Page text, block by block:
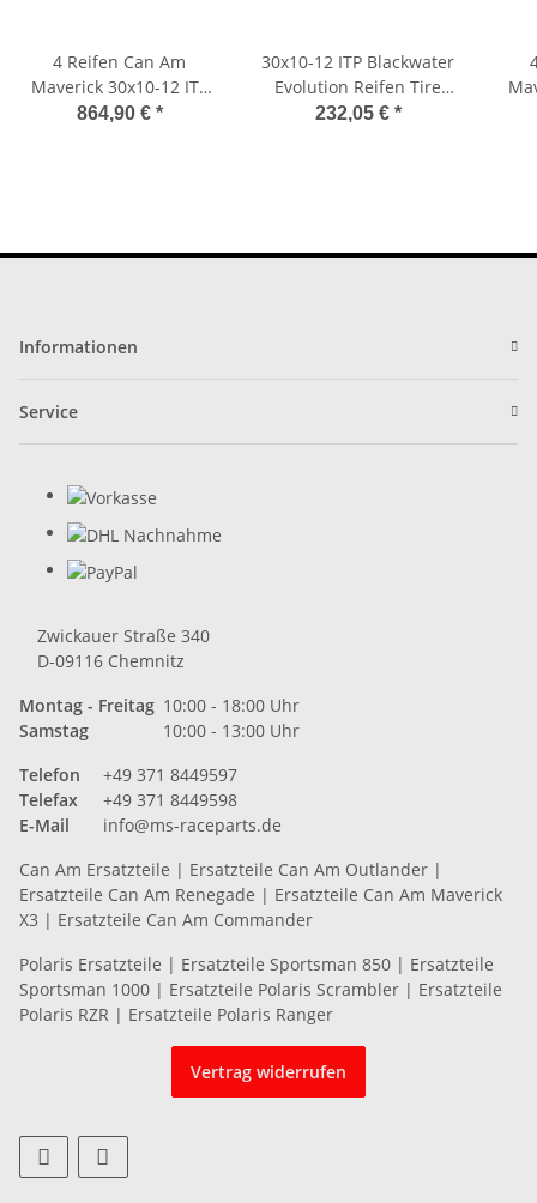
4 Reifen Can Am
Maverick 30x10-12 ITP
Blackwater Evolution
864,90 € *
30x10-12 ITP Blackwater
Evolution Reifen Tire
Front/Rear
232,05 € *
Informationen
Service
Zwickauer Straße 340
D-09116 Chemnitz
Montag - Freitag 10:00 - 18:00 Uhr
Samstag
10:00 - 13:00 Uhr
Telefon
+49 371 8449597
Telefax
+49 371 8449598
E-Mail
info@ms-raceparts.de
Can Am Ersatzteile | Ersatzteile Can Am Outlander |
Ersatzteile Can Am Renegade | Ersatzteile Can Am Maverick
X3 | Ersatzteile Can Am Commander
Polaris Ersatzteile | Ersatzteile Sportsman 850 | Ersatzteile
Sportsman 1000 | Ersatzteile Polaris Scrambler | Ersatzteile
Polaris RZR | Ersatzteile Polaris Ranger
Vertrag widerrufen